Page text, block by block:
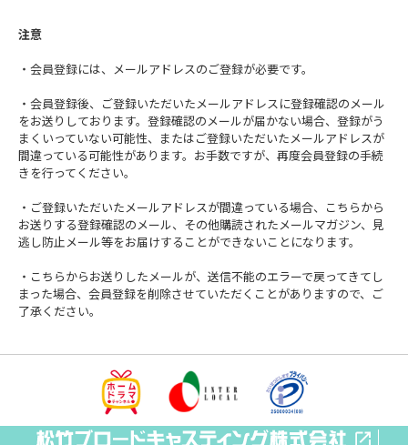
注意
・会員登録には、メールアドレスのご登録が必要です。
・会員登録後、ご登録いただいたメールアドレスに登録確認のメール
をお送りしております。登録確認のメールが届かない場合、登録がう
まくいっていない可能性、またはご登録いただいたメールアドレスが
間違っている可能性があります。お手数ですが、再度会員登録の手続
きを行ってください。
・ご登録いただいたメールアドレスが間違っている場合、こちらから
お送りする登録確認のメール、その他購読されたメールマガジン、見
逃し防止メール等をお届けすることができないことになります。
・こちらからお送りしたメールが、送信不能のエラーで戻ってきてし
まった場合、会員登録を削除させていただくことがありますので、ご
了承ください。